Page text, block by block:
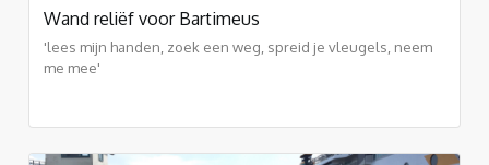
Wand reliëf voor Bartimeus
'lees mijn handen, zoek een weg, spreid je vleugels, neem
me mee'